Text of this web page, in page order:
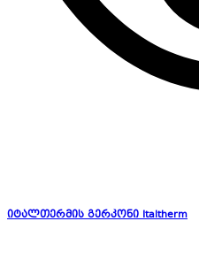
იტალთერმის გერკონი Italtherm